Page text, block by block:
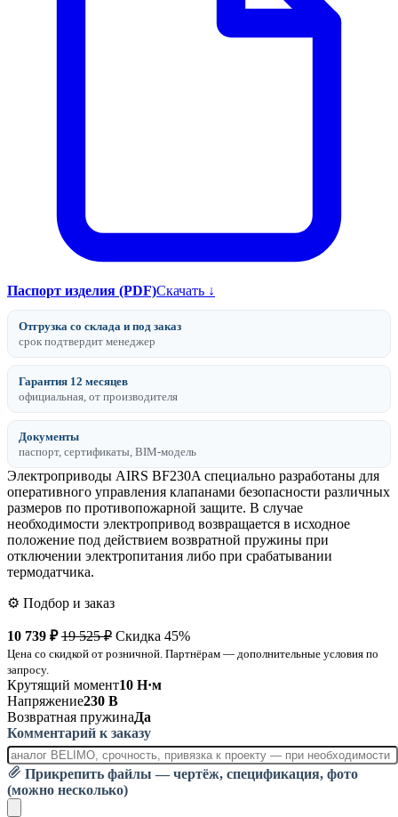
Паспорт изделия (PDF)Скачать ↓
Отгрузка со склада и под заказ
срок подтвердит менеджер
Гарантия 12 месяцев
официальная, от производителя
Документы
паспорт, сертификаты, BIM-модель
Электроприводы AIRS BF230A специально разработаны для
оперативного управления клапанами безопасности различных
размеров по противопожарной защите. В случае
необходимости электропривод возвращается в исходное
положение под действием возвратной пружины при
отключении электропитания либо при срабатывании
термодатчика.
⚙️ Подбор и заказ
10 739 ₽ 19 525 ₽ Скидка 45%
Цена со скидкой от розничной. Партнёрам — дополнительные условия по
запросу.
Крутящий момент10 Н·м
Напряжение230 В
Возвратная пружинаДа
Комментарий к заказу
Прикрепить файлы — чертёж, спецификация, фото
(можно несколько)